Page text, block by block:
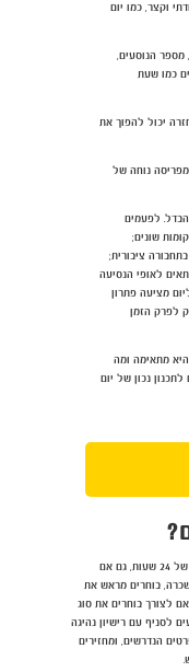
וקצר, כמו יום
מספר הנוסעים,
כמו שעת
יכול להפוך את
נוחה של
לפעמים
שונים;
ציבורית;
לאופי הנסיעה
מציעה פתרון
לפרק הזמן
מתאימה ומה
נכון של יום
?
השכרת רכב ליום מתייחסת לרוב להשכרה לפרק זמן של 24 שעות, גם אם
בוחרים מראש את
לצורך בוחרים את סוג
לסניף עם רישיון נהיגה
הנדרשים, ומחזירים